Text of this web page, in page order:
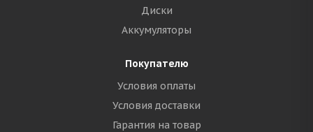
Диски
Аккумуляторы
Покупателю
Условия оплаты
Условия доставки
Гарантия на товар